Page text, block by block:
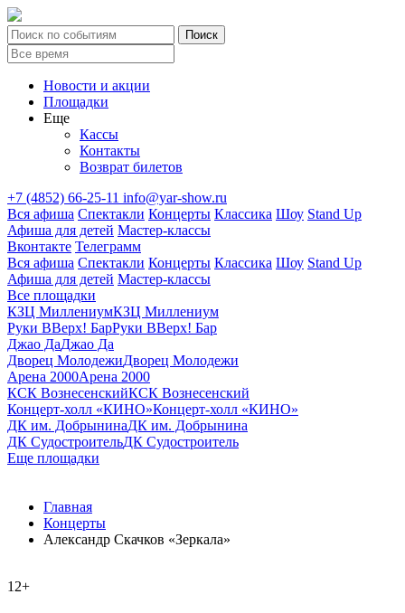
Новости и акции
Площадки
Еще
Кассы
Контакты
Возврат билетов
+7 (4852) 66-25-11 info@yar-show.ru
Вся афиша Спектакли Концерты Классика Шоу Stand Up
Афиша для детей Мастер-классы
Вконтакте Телеграмм
Вся афиша Спектакли Концерты Классика Шоу Stand Up
Афиша для детей Мастер-классы
Все площадки
КЗЦ МиллениумКЗЦ Миллениум
Руки ВВерх! БарРуки ВВерх! Бар
Джао ДаДжао Да
Дворец МолодежиДворец Молодежи
Арена 2000Арена 2000
КСК ВознесенскийКСК Вознесенский
Концерт-холл «КИНО»Концерт-холл «КИНО»
ДК им. ДобрынинаДК им. Добрынина
ДК СудостроительДК Судостроитель
Еще площадки
Главная
Концерты
Александр Скачков «Зеркала»
12+